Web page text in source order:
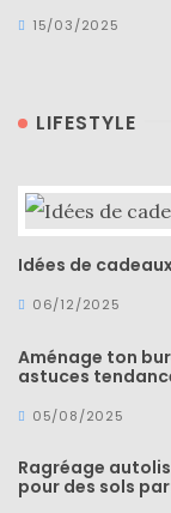
(640)
beauté
Conseils
beauté
(54)
Favoris
déceptions
(27)
(478)
15/03/2025
LIFESTYLE
Idées de
06/12/2025
Aménage ton
astuces
05/08/2025
Ragréage
pour des sols